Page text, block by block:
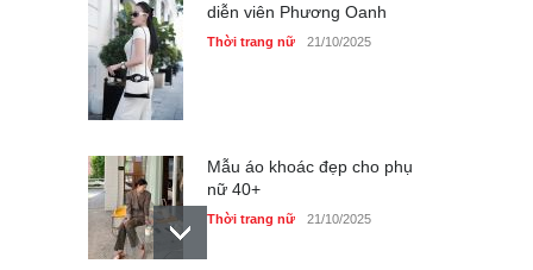
diễn viên Phương Oanh
Thời trang nữ 21/10/2025
Mẫu áo khoác đẹp cho phụ
nữ 40+
Thời trang nữ 21/10/2025